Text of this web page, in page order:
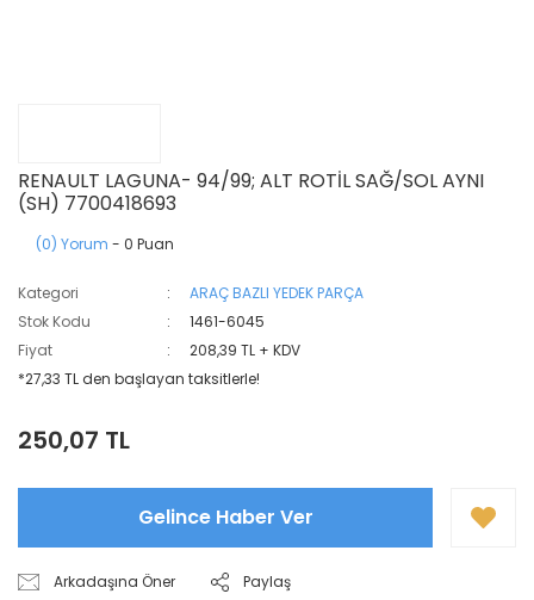
RENAULT LAGUNA- 94/99; ALT ROTİL SAĞ/SOL AYNI
(SH) 7700418693
(0) Yorum - 0 Puan
Kategori
ARAÇ BAZLI YEDEK PARÇA
Stok Kodu
1461-6045
Fiyat
208,39 TL + KDV
*27,33 TL den başlayan taksitlerle!
250,07 TL
Gelince Haber Ver
Arkadaşına Öner Paylaş